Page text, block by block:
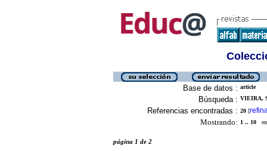
Base de datos : article
Búsqueda : VIEIRA,
Referencias encontradas : 20 [
Mostrando: 1 .. 10 en
página 1 de 2